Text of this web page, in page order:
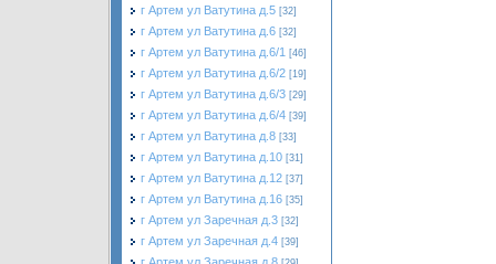
г Артем ул Ватутина д.5 [32]
г Артем ул Ватутина д.6 [32]
г Артем ул Ватутина д.6/1 [46]
г Артем ул Ватутина д.6/2 [19]
г Артем ул Ватутина д.6/3 [29]
г Артем ул Ватутина д.6/4 [39]
г Артем ул Ватутина д.8 [33]
г Артем ул Ватутина д.10 [31]
г Артем ул Ватутина д.12 [37]
г Артем ул Ватутина д.16 [35]
г Артем ул Заречная д.3 [32]
г Артем ул Заречная д.4 [39]